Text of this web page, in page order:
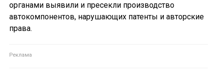
органами выявили и пресекли производство
автокомпонентов, нарушающих патенты и авторские
права.